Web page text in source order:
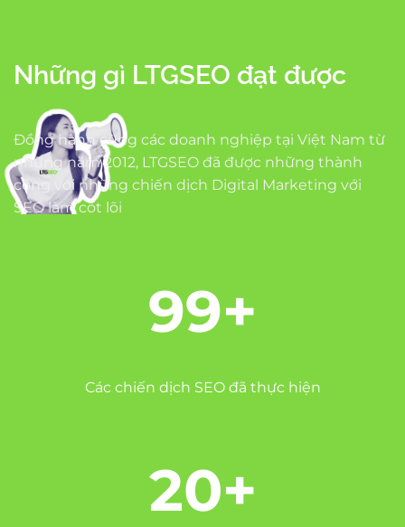
Những gì LTGSEO đạt được
Đồng hành cùng các doanh nghiệp tại Việt Nam từ
những năm 2012, LTGSEO đã được những thành
công với những chiến dịch Digital Marketing với
SEO làm cốt lõi
99+
Các chiến dịch SEO đã thực hiện
20+